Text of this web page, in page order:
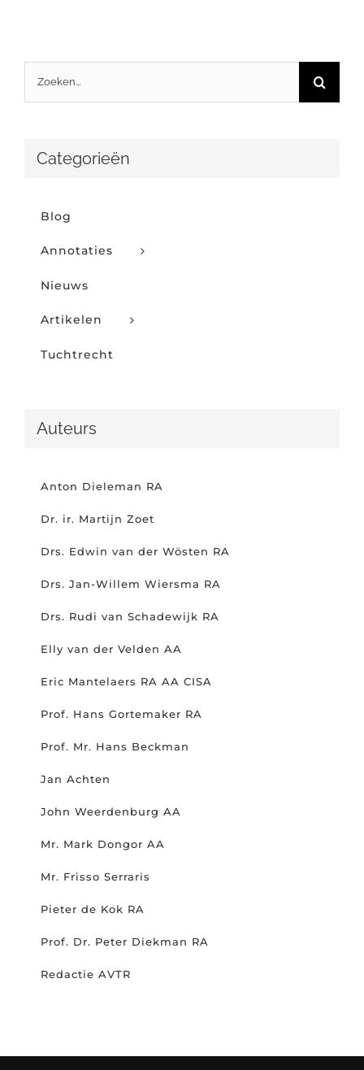
Categorieën
Blog
Annotaties
Nieuws
Artikelen
Tuchtrecht
Auteurs
Anton Dieleman RA
Dr. ir. Martijn Zoet
Drs. Edwin van der Wösten RA
Drs. Jan-Willem Wiersma RA
Drs. Rudi van Schadewijk RA
Elly van der Velden AA
Eric Mantelaers RA AA CISA
Prof. Hans Gortemaker RA
Prof. Mr. Hans Beckman
Jan Achten
John Weerdenburg AA
Mr. Mark Dongor AA
Mr. Frisso Serraris
Pieter de Kok RA
Prof. Dr. Peter Diekman RA
Redactie AVTR